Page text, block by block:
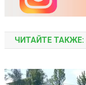
ЧИТАЙТЕ ТАКЖЕ: